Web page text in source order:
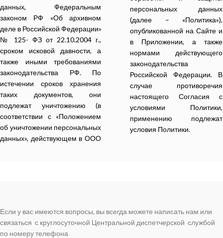
данных, Федеральным
законом РФ «Об архивном
деле в Российской Федерации»
№ 125- ФЗ от 22.10.2004 г.,
сроком исковой давности, а
также иными требованиями
законодательства РФ. По
истечении сроков хранения
таких документов, они
подлежат уничтожению (в
соответствии с «Положением
об уничтожении персональных
данных», действующем в ООО
персональных данных
(далее – «Политика»),
опубликованной на Сайте и
в Приложении, а также
нормами действующего
законодательства
Российской Федерации. В
случае противоречия
настоящего Согласия с
условиями Политики,
применению подлежат
условия Политики.
Если у вас имеются вопросы, вы всегда можете написать нам или
связаться с круглосуточной Центральной диспетчерской службой
по номеру телефона